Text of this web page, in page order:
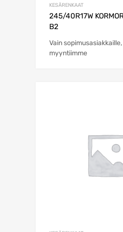
KESÄRENKAAT
245/40R17W
B2
Vain
myyntiimme